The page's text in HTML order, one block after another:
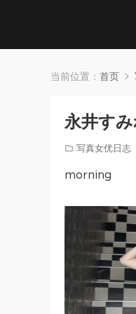
当前位置： 首页
永井す
写真女优日志
morning